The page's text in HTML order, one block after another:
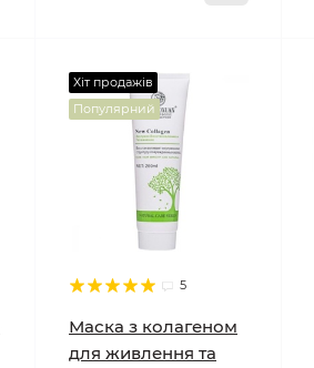
Хіт продажів
Популярний
5
Маска з колагеном
для живлення та